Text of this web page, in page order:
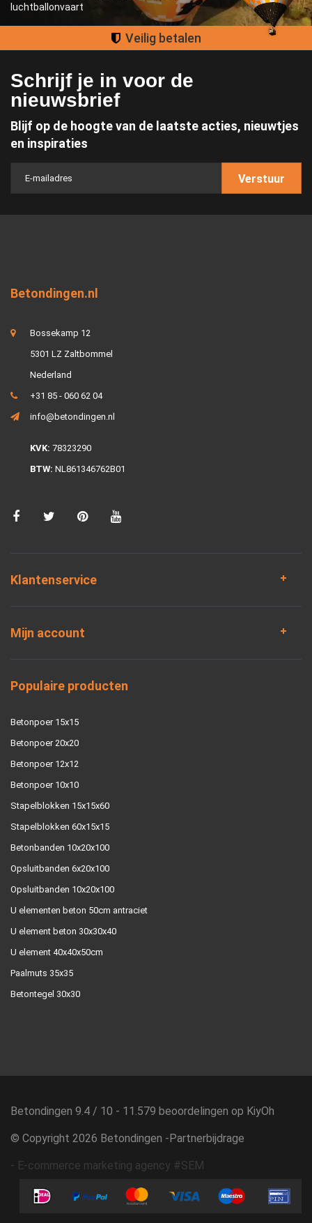
luchtballonvaart
Groot assortiment
Schrijf je in voor de
nieuwsbrief
Blijf op de hoogte van de laatste acties, nieuwtjes
en inspiraties
Verstuur
Betondingen.nl
Bossekamp 12
5301 LZ Zaltbommel
Nederland
+31 85 - 060 62 04
info@betondingen.nl
KVK: 78323290
BTW: NL861346762B01
Klantenservice
Mijn account
Populaire producten
Betonpoer 15x15
Betonpoer 20x20
Betonpoer 12x12
Betonpoer 10x10
Stapelblokken 15x15x60
Stapelblokken 60x15x15
Betonbanden 10x20x100
Opsluitbanden 6x20x100
Opsluitbanden 10x20x100
U elementen beton 50cm antraciet
U element beton 30x30x40
U element 40x40x50cm
Paalmuts 35x35
Betontegel 30x30
Betondingen 9.4 / 10 - 11.579 beoordelingen op KiyOh
© Copyright 2026 Betondingen -Partnerbijdrage
- E-commerce marketing agency #SEM